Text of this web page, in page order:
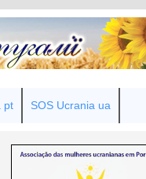
pt SOS Ucrania ua